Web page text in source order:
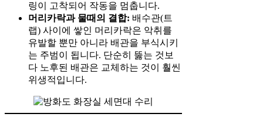
링이 고착되어 작동을 멈춥니다.
머리카락과 물때의 결합: 배수관(트
랩) 사이에 쌓인 머리카락은 악취를
유발할 뿐만 아니라 배관을 부식시키
는 주범이 됩니다. 단순히 뚫는 것보
다 노후된 배관은 교체하는 것이 훨씬
위생적입니다.